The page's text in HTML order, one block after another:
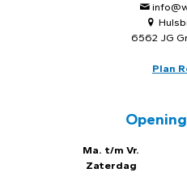
6562 JG
Plan
Ma. t/m Vr.
Zaterdag